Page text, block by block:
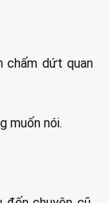
chấm dứt quan
muốn nói.